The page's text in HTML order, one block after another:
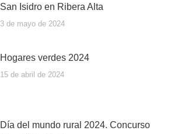
San Isidro en Ribera Alta
3 de mayo de 2024
Hogares verdes 2024
15 de abril de 2024
Día del mundo rural 2024. Concurso